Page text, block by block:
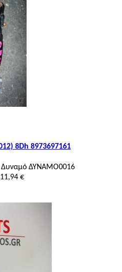
8Dh 8973697161
Δυναμό ΔΥΝΑΜΟ0016
€